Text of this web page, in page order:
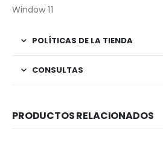
Window 11
POLÍTICAS DE LA TIENDA
CONSULTAS
PRODUCTOS RELACIONADOS